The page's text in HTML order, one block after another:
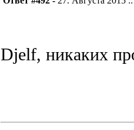
Djelf, никаких